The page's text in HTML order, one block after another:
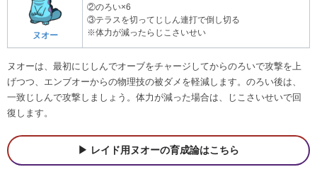
ヌオー
②のろい×6
③テラスを切ってじしん連打で倒し切る
※体力が減ったらじこさいせい
ヌオーは、最初にじしんでオーブをチャージしてからのろいで攻撃を上
げつつ、エンブオーからの物理技の被ダメを軽減します。のろい後は、
一致じしんで攻撃しましょう。体力が減った場合は、じこさいせいで回
復します。
レイド用ヌオーの育成論はこちら